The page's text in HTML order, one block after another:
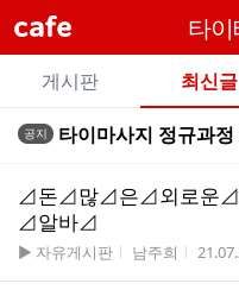
cafe 타
카
메
뉴
게시판 최신글
전
글
공지 타이마사지 정규과
⊿돈⊿많⊿은⊿외로운
⊿알바⊿
게시판명
▶ 자유게시판 작성자
남주희 작성